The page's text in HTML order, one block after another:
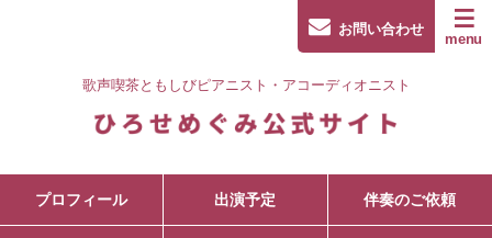
お問い合わせ
歌声喫茶ともしびピアニスト・アコーディオニスト
プロフィール 出演予定 伴奏のご依頼